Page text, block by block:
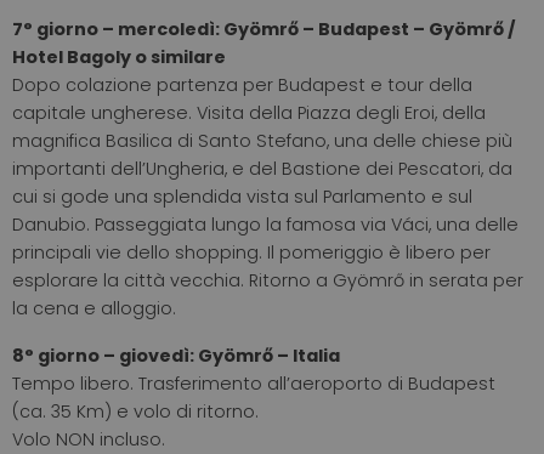
7° giorno – mercoledì: Gyömrő – Budapest – Gyömrő /
Hotel Bagoly o similare
Dopo colazione partenza per Budapest e tour della
capitale ungherese. Visita della Piazza degli Eroi, della
magnifica Basilica di Santo Stefano, una delle chiese più
importanti dell’Ungheria, e del Bastione dei Pescatori, da
cui si gode una splendida vista sul Parlamento e sul
Danubio. Passeggiata lungo la famosa via Váci, una delle
principali vie dello shopping. Il pomeriggio è libero per
esplorare la città vecchia. Ritorno a Gyömrő in serata per
la cena e alloggio.
8° giorno – giovedì: Gyömrő – Italia
Tempo libero. Trasferimento all’aeroporto di Budapest
(ca. 35 Km) e volo di ritorno.
Volo NON incluso.